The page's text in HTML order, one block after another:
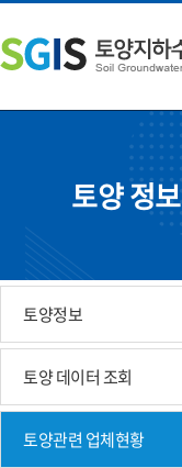
문
내
용
쪽
메
뉴
단
주
소
토양 정보
토양정보
토양 데이터 조회
토양관련 업체현황